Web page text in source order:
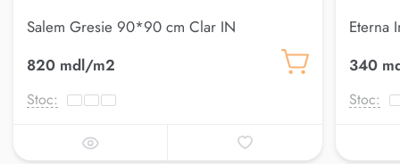
Salem Gresie 90*90 cm Clar IN
820 mdl/m2
Stoc:
Eterna
340
Stoc: